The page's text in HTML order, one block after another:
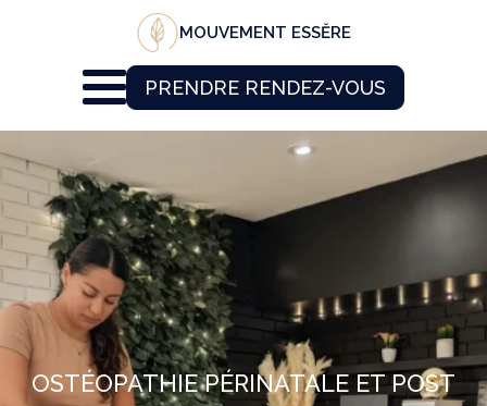
MOUVEMENT ESSĔRE
PRENDRE RENDEZ-VOUS
OSTÉOPATHIE PÉRINATALE ET POST